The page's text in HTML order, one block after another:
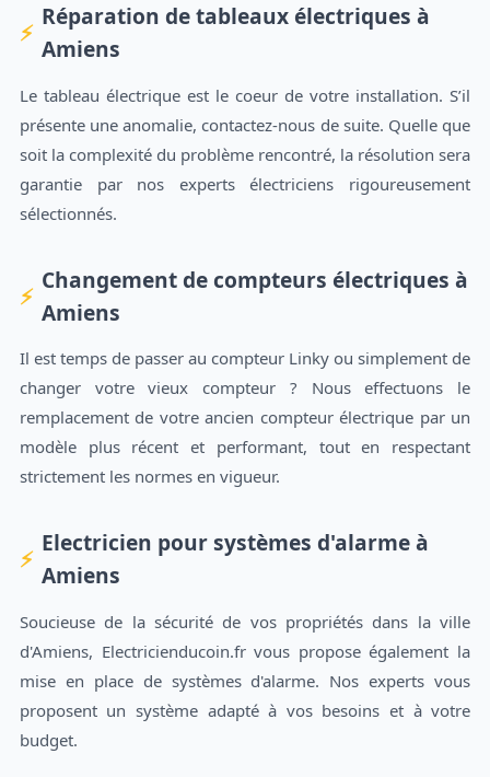
Réparation de tableaux électriques à
Amiens
Le tableau électrique est le coeur de votre installation. S’il
présente une anomalie, contactez-nous de suite. Quelle que
soit la complexité du problème rencontré, la résolution sera
garantie par nos experts électriciens rigoureusement
sélectionnés.
Changement de compteurs électriques à
Amiens
Il est temps de passer au compteur Linky ou simplement de
changer votre vieux compteur ? Nous effectuons le
remplacement de votre ancien compteur électrique par un
modèle plus récent et performant, tout en respectant
strictement les normes en vigueur.
Electricien pour systèmes d'alarme à
Amiens
Soucieuse de la sécurité de vos propriétés dans la ville
d'Amiens, Electricienducoin.fr vous propose également la
mise en place de systèmes d'alarme. Nos experts vous
proposent un système adapté à vos besoins et à votre
budget.